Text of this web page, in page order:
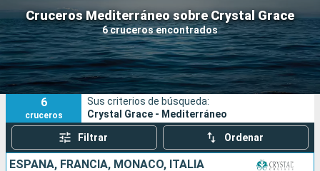
Cruceros Mediterráneo sobre Crystal Grace
6 cruceros encontrados
Fecha de salida
Buscar
6
cruceros
Sus criterios de búsqueda:
Crystal Grace - Mediterráneo
Filtrar Ordenar
ESPAÑA, FRANCIA, MONACO, ITALIA